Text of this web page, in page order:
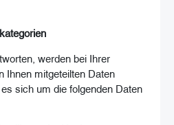
werden bei Ihrer
Ihnen mitgeteilten Daten
sich um die folgenden Daten